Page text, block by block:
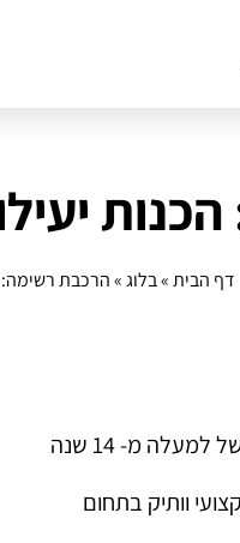
דף הבית»בלוג»הרכבת רשימה:
למעלה מ- 14 שנה
וותיק בתחום